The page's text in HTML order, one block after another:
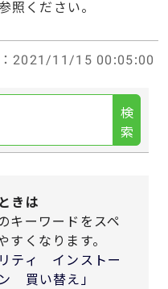
照ください。
：2021/11/15 00:05:00
検
索
きは
キーワードをスペ
くなります。
ティ インストー
買い替え」